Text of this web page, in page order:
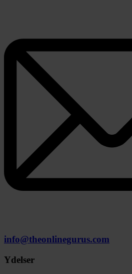
info@theonlinegurus.com
Ydelser